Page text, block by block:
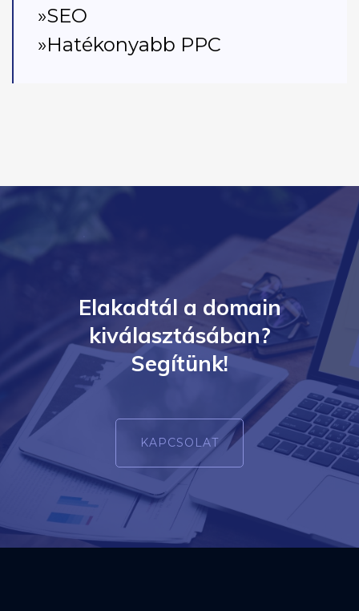
»SEO
»Hatékonyabb PPC
Elakadtál a domain
kiválasztásában?
Segítünk!
KAPCSOLAT